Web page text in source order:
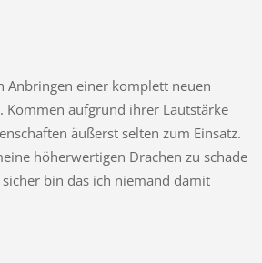
Anbringen einer komplett neuen
Kommen aufgrund ihrer Lautstärke
äußerst selten zum Einsatz.
höherwertigen Drachen zu schade
bin das ich niemand damit